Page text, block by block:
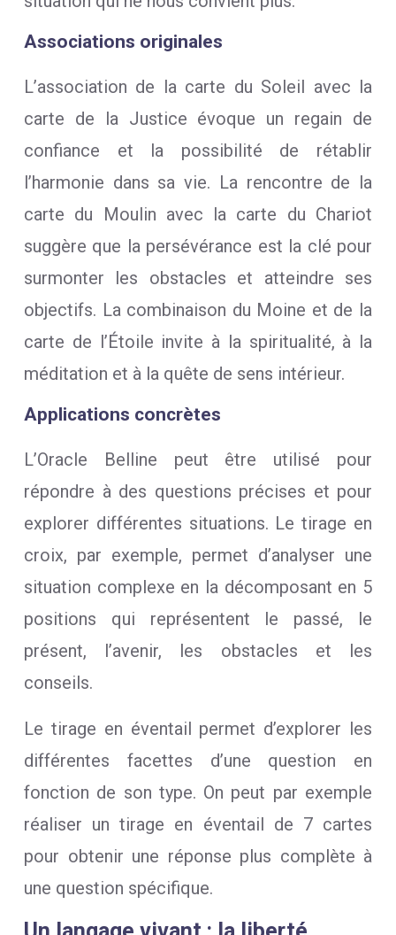
Associations originales
L’association de la carte du Soleil avec la
carte de la Justice évoque un regain de
confiance et la possibilité de rétablir
l’harmonie dans sa vie. La rencontre de la
carte du Moulin avec la carte du Chariot
suggère que la persévérance est la clé pour
surmonter les obstacles et atteindre ses
objectifs. La combinaison du Moine et de la
carte de l’Étoile invite à la spiritualité, à la
méditation et à la quête de sens intérieur.
Applications concrètes
L’Oracle Belline peut être utilisé pour
répondre à des questions précises et pour
explorer différentes situations. Le tirage en
croix, par exemple, permet d’analyser une
situation complexe en la décomposant en 5
positions qui représentent le passé, le
présent, l’avenir, les obstacles et les
conseils.
Le tirage en éventail permet d’explorer les
différentes facettes d’une question en
fonction de son type. On peut par exemple
réaliser un tirage en éventail de 7 cartes
pour obtenir une réponse plus complète à
une question spécifique.